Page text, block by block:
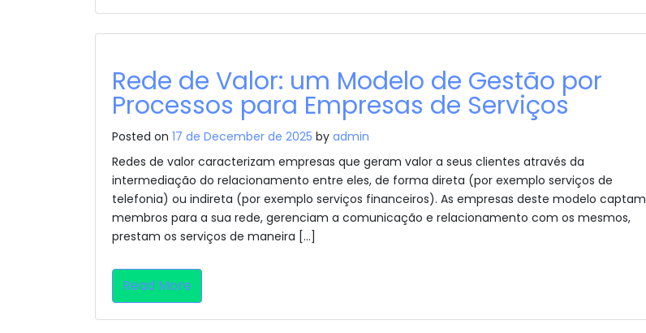
Rede de Valor: um Modelo de Gestão por
Processos para Empresas de Serviços
Posted on 17 de December de 2025 by admin
Redes de valor caracterizam empresas que geram valor a seus clientes através da
intermediação do relacionamento entre eles, de forma direta (por exemplo serviços de
telefonia) ou indireta (por exemplo serviços financeiros). As empresas deste modelo captam
membros para a sua rede, gerenciam a comunicação e relacionamento com os mesmos,
prestam os serviços de maneira […]
Read More